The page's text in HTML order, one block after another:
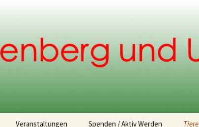
Veranstaltungen Spenden / Aktiv Werden Tiere